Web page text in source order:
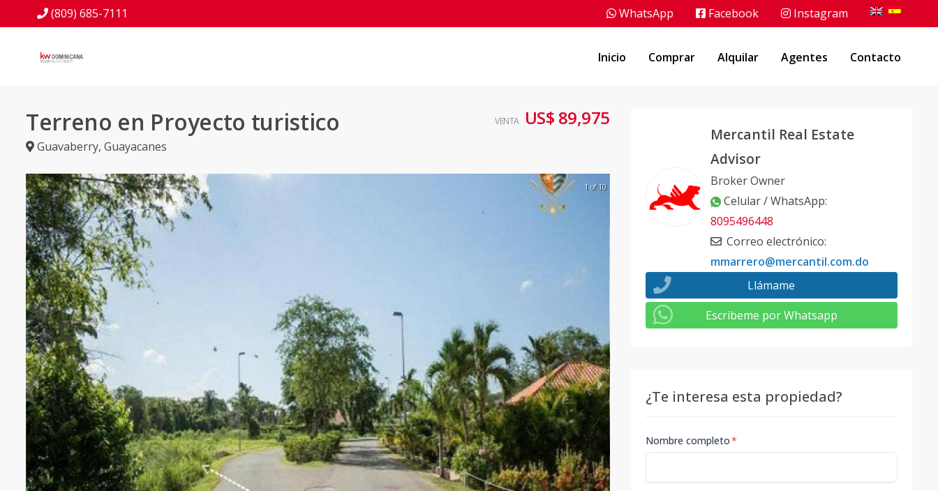
(809) 685-7111 WhatsApp Facebook Instagram
Inicio Comprar Alquilar Agentes Contacto
Terreno en Proyecto turistico
Guavaberry, Guayacanes
VENTA US$ 89,975
1 of 10
Mercantil Real Estate
Advisor
Broker Owner
Celular / WhatsApp:
8095496448
Correo electrónico:
mmarrero@mercantil.com.do
Llámame
Escribeme por Whatsapp
¿Te interesa esta propiedad?
Nombre completo*